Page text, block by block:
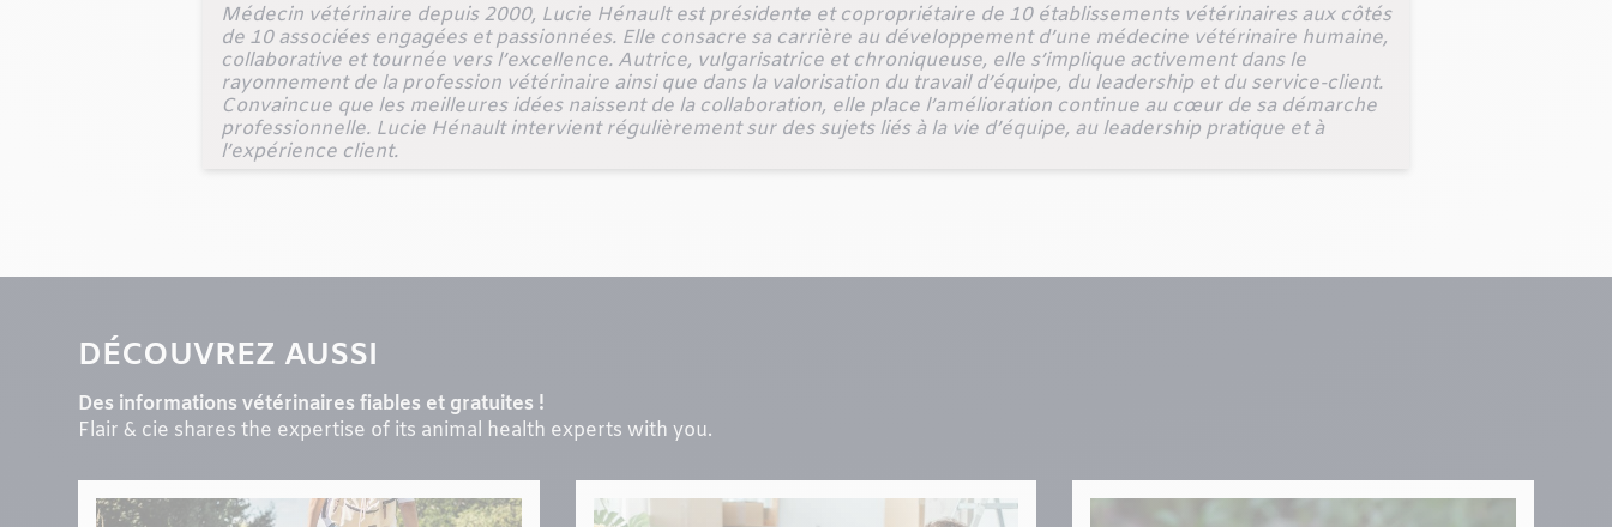
Médecin vétérinaire depuis 2000, Lucie Hénault est présidente et copropriétaire de 10 établissements vétérinaires aux côtés
de 10 associées engagées et passionnées. Elle consacre sa carrière au développement d’une médecine vétérinaire humaine,
collaborative et tournée vers l’excellence. Autrice, vulgarisatrice et chroniqueuse, elle s’implique activement dans le
rayonnement de la profession vétérinaire ainsi que dans la valorisation du travail d’équipe, du leadership et du service-client.
Convaincue que les meilleures idées naissent de la collaboration, elle place l’amélioration continue au cœur de sa démarche
professionnelle. Lucie Hénault intervient régulièrement sur des sujets liés à la vie d’équipe, au leadership pratique et à
l’expérience client.
DÉCOUVREZ AUSSI
Des informations vétérinaires fiables et gratuites !
Flair & cie shares the expertise of its animal health experts with you.